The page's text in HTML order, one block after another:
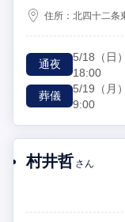
住所：北四十二条
通夜
5/18 （日）
18:00
葬儀
5/19 （月）
9:00
村井哲 さん